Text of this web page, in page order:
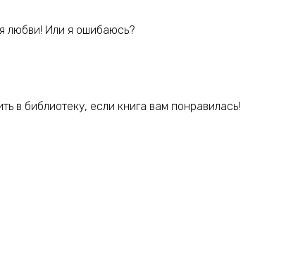
любви! Или я ошибаюсь?
в библиотеку, если книга вам понравилась!